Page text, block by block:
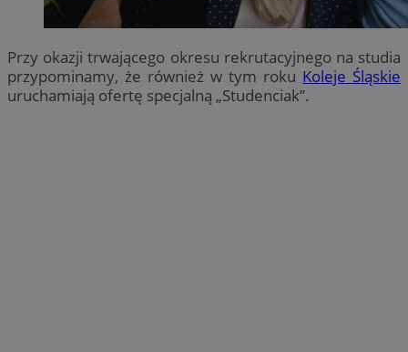
Przy okazji trwającego okresu rekrutacyjnego na studia
przypominamy, że również w tym roku Koleje Śląskie
uruchamiają ofertę specjalną „Studenciak”.